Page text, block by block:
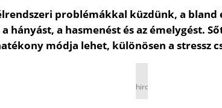
problémákkal küzdünk, a
hányást, a hasmenést és az émelygést.
módja lehet, különösen a stressz
hirdetés